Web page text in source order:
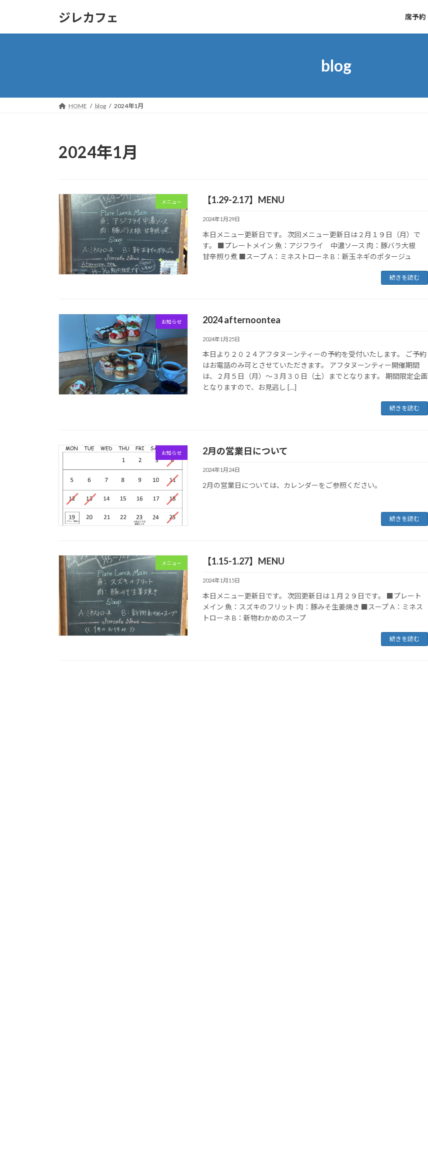
ジレカフェ 席予約
blog
HOME blog 2024年1月
2024年1月
メニュー 【1.29-2.17】MENU
2024年1月29日
本日メニュー更新日です。 次回メニュー更新日は２月１９日（月）で
す。 ■プレートメイン 魚：アジフライ 中濃ソース 肉：豚バラ大根
甘辛照り煮 ■スープ A：ミネストローネ B：新玉ネギのポタージュ
続きを読む
お知らせ 2024 afternoontea
2024年1月25日
本日より２０２４アフタヌーンティーの予約を受付いたします。 ご予約
はお電話のみ可とさせていただきます。 アフタヌーンティー開催期間
は、２月５日（月）～３月３０日（土）までとなります。 期間限定企画
となりますので、お見逃し […]
続きを読む
お知らせ 2月の営業日について
2024年1月24日
2月の営業日については、カレンダーをご参照ください。
続きを読む
メニュー 【1.15-1.27】MENU
2024年1月15日
本日メニュー更新日です。 次回更新日は１月２９日です。 ■プレート
メイン 魚：スズキのフリット 肉：豚みそ生姜焼き ■スープ A：ミネス
トローネ B：新物わかめのスープ
続きを読む